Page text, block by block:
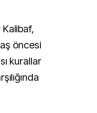
öncesi
kurallar